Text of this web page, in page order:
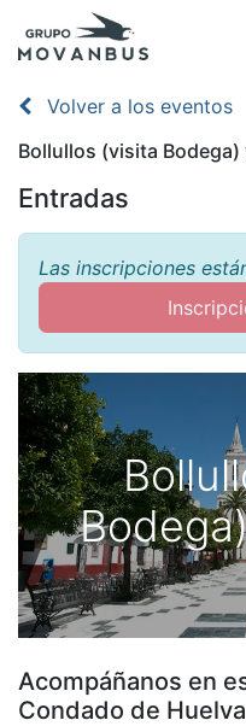
Volver a los eventos
Bollullos (visita
Entradas
Las inscripciones
Acompáñanos en
Condado de Huelva